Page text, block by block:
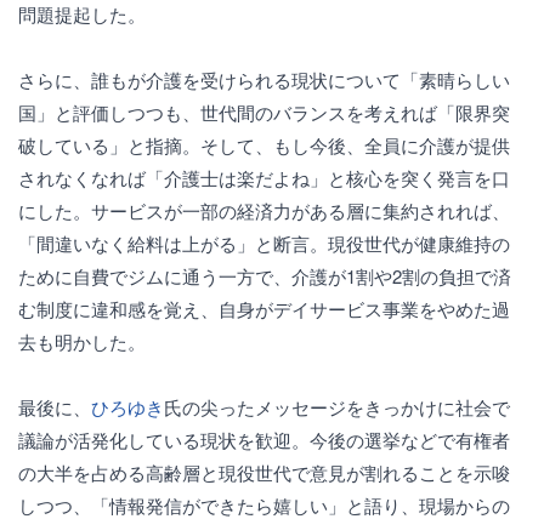
問題提起した。
さらに、誰もが介護を受けられる現状について「素晴らしい
国」と評価しつつも、世代間のバランスを考えれば「限界突
破している」と指摘。そして、もし今後、全員に介護が提供
されなくなれば「介護士は楽だよね」と核心を突く発言を口
にした。サービスが一部の経済力がある層に集約されれば、
「間違いなく給料は上がる」と断言。現役世代が健康維持の
ために自費でジムに通う一方で、介護が1割や2割の負担で済
む制度に違和感を覚え、自身がデイサービス事業をやめた過
去も明かした。
最後に、 ひろゆき氏の尖ったメッセージをきっかけに社会で
議論が活発化している現状を歓迎。今後の選挙などで有権者
の大半を占める高齢層と現役世代で意見が割れることを示唆
しつつ、「情報発信ができたら嬉しい」と語り、現場からの